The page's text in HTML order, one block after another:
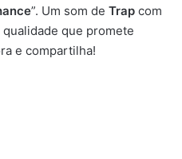
”. Um som de Trap com
que promete
e compartilha!